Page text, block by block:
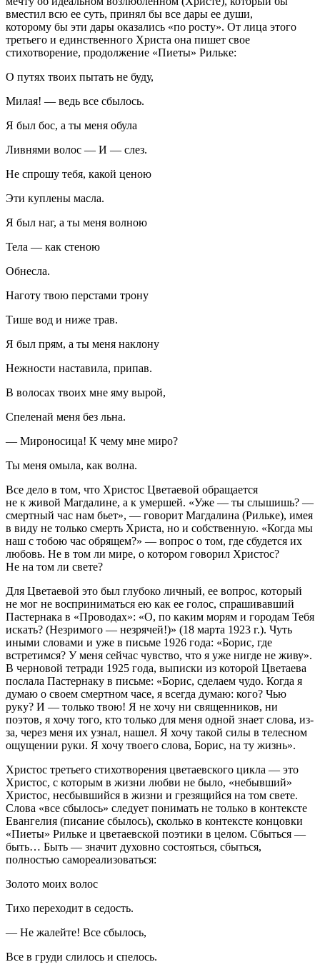
вместил всю ее суть, принял бы все дары ее души,
которому бы эти дары оказались «по росту». От лица этого
третьего и единственного Христа она пишет свое
стихотворение, продолжение «Пиеты» Рильке:
О путях твоих пытать не буду,
Милая! — ведь все сбылось.
Я был бос, а ты меня обула
Ливнями волос — И — слез.
Не спрошу тебя, какой ценою
Эти куплены масла.
Я был наг, а ты меня волною
Тела — как стеною
Обнесла.
Наготу твою перстами трону
Тише вод и ниже трав.
Я был прям, а ты меня наклону
Нежности наставила, припав.
В волосах твоих мне яму вырой,
Спеленай меня без льна.
— Мироносица! К чему мне миро?
Ты меня омыла, как волна.
Все дело в том, что Христос Цветаевой обращается
не к живой Магдалине, а к умершей. «Уже — ты слышишь? —
смертный час нам бьет», — говорит Магдалина (Рильке), имея
в виду не только смерть Христа, но и собственную. «Когда мы
наш с тобою час обрящем?» — вопрос о том, где сбудется их
любовь. Не в том ли мире, о котором говорил Христос?
Не на том ли свете?
Для Цветаевой это был глубоко личный, ее вопрос, который
не мог не восприниматься ею как ее голос, спрашивавший
Пастернака в «Проводах»: «О, по каким морям и городам Тебя
искать? (Незримого — незрячей!)» (18 марта 1923 г.). Чуть
иными словами и уже в письме 1926 года: «Борис, где
встретимся? У меня сейчас чувство, что я уже нигде не живу».
В черновой тетради 1925 года, выписки из которой Цветаева
послала Пастернаку в письме: «Борис, сделаем чудо. Когда я
думаю о своем смертном часе, я всегда думаю: кого? Чью
руку? И — только твою! Я не хочу ни священников, ни
поэтов, я хочу того, кто только для меня одной знает слова, из-
за, через меня их узнал, нашел. Я хочу такой силы в телесном
ощущении руки. Я хочу твоего слова, Борис, на ту жизнь».
Христос третьего стихотворения цветаевского цикла — это
Христос, с которым в жизни любви не было, «небывший»
Христос, несбывшийся в жизни и грезящийся на том свете.
Слова «все сбылось» следует понимать не только в контексте
Евангелия (писание сбылось), сколько в контексте концовки
«Пиеты» Рильке и цветаевской поэтики в целом. Сбыться —
быть… Быть — значит духовно состояться, сбыться,
полностью самореализоваться:
Золото моих волос
Тихо переходит в седость.
— Не жалейте! Все сбылось,
Все в груди слилось и спелось.